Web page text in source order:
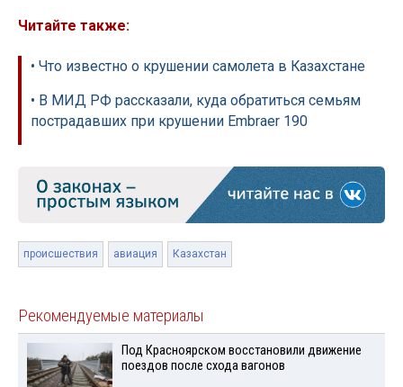
Читайте также:
• Что известно о крушении самолета в Казахстане
• В МИД РФ рассказали, куда обратиться семьям
пострадавших при крушении Embraer 190
происшествия авиация Казахстан
Рекомендуемые материалы
Под Красноярском восстановили движение
поездов после схода вагонов